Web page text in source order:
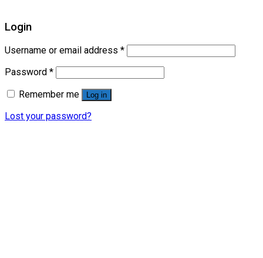
Login
Username or email address *
Password *
Remember me
Log in
Lost your password?